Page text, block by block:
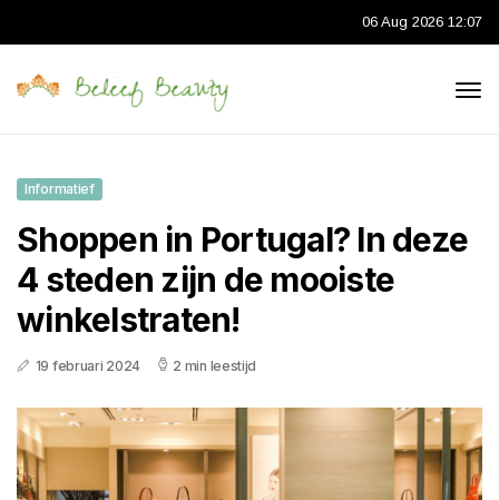
06 Aug 2026 12:07
Informatief
Shoppen in Portugal? In deze
4 steden zijn de mooiste
winkelstraten!
19 februari 2024 2 min leestijd